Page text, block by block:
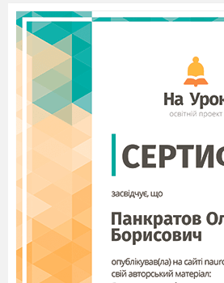
9
Домашня адреса.
10
Правила дорожнього
руху.
11
Поведінка дитини у
непередбаченій ситуації(
якщо заблукав,
загубився)
Правила етикету за
столом та в громадських
місцях.
13
Пригадування екскурсій,
які відвідали протягом
року.
14
Прощання із учнем на
час літніх канікул.